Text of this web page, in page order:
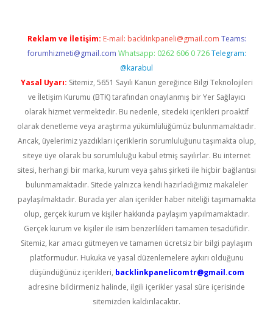
Reklam ve İletişim: E-mail: backlinkpaneli@gmail.com Teams:
forumhizmeti@gmail.com Whatsapp: 0262 606 0 726 Telegram:
@karabul
Yasal Uyarı: Sitemiz, 5651 Sayılı Kanun gereğince Bilgi Teknolojileri
ve İletişim Kurumu (BTK) tarafından onaylanmış bir Yer Sağlayıcı
olarak hizmet vermektedir. Bu nedenle, sitedeki içerikleri proaktif
olarak denetleme veya araştırma yükümlülüğümüz bulunmamaktadır.
Ancak, üyelerimiz yazdıkları içeriklerin sorumluluğunu taşımakta olup,
siteye üye olarak bu sorumluluğu kabul etmiş sayılırlar. Bu internet
sitesi, herhangi bir marka, kurum veya şahıs şirketi ile hiçbir bağlantısı
bulunmamaktadır. Sitede yalnızca kendi hazırladığımız makaleler
paylaşılmaktadır. Burada yer alan içerikler haber niteliği taşımamakta
olup, gerçek kurum ve kişiler hakkında paylaşım yapılmamaktadır.
Gerçek kurum ve kişiler ile isim benzerlikleri tamamen tesadüfidir.
Sitemiz, kar amacı gütmeyen ve tamamen ücretsiz bir bilgi paylaşım
platformudur. Hukuka ve yasal düzenlemelere aykırı olduğunu
düşündüğünüz içerikleri, backlinkpanelicomtr@gmail.com
adresine bildirmeniz halinde, ilgili içerikler yasal süre içerisinde
sitemizden kaldırılacaktır.